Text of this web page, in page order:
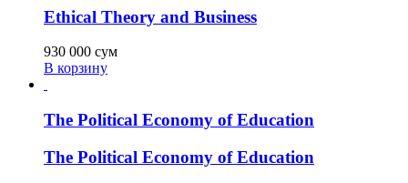
Ethical Theory and Business
930 000 сум
В корзину
The Political Economy of Education
The Political Economy of Education